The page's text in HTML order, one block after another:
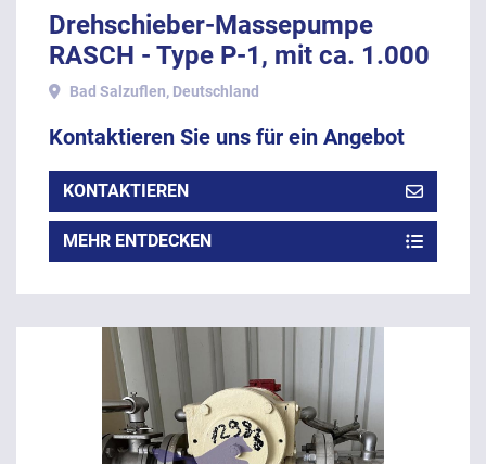
Drehschieber-Massepumpe
RASCH - Type P-1, mit ca. 1.000
kg Stundenleistung.
Bad Salzuflen, Deutschland
Kontaktieren Sie uns für ein Angebot
KONTAKTIEREN
MEHR ENTDECKEN